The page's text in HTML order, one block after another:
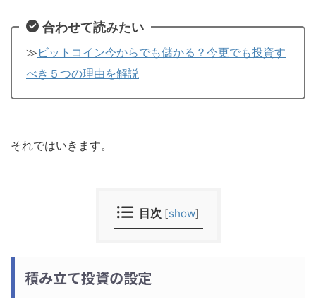
合わせて読みたい
≫ ビットコイン今からでも儲かる？今更でも投資す
べき５つの理由を解説
それではいきます。
目次 [show]
積み立て投資の設定